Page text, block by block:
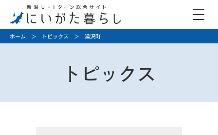
ホーム ＞ トピックス ＞ 湯沢町
トピックス